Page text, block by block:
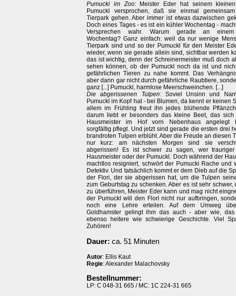
Pumucki im Zoo: Meister Eder hat seinem
Pumuckl versprochen, daß sie einmal
Tierpark gehen. Aber immer ist etwas dazwischen
Doch eines Tages - es ist ein kühler Wochentag -
Versprechen wahr. Warum gerade an
Wochentag? Ganz einfach: weil da nur wenige
Tierpark sind und so der Pumuckl für den Meister
wieder, wenn sie gerade allein sind, sichtbar werden
das ist wichtig, denn der Schreinermeister muß doch
sehen können, ob der Pumuckl noch da ist und
gefährlichen Tieren zu nahe kommt. Das
aber dann gar nicht durch gefährliche Raubtiere,
ganz [...] Pumuckl, harmlose Meerschweinchen. [...]
Die abgerissenen Tulpen: Soviel Unsinn und
Pumuckl im Kopf hat - bei Blumen, da kennt er keinen
allem im Frühling freut ihn jedes blühende
darum liebt er besonders das kleine Beet, das sich
Hausmeister im Hof vorn Nebenhaus angelegt
sorgfältig pflegt. Und jetzt sind gerade die ersten drei
brandroten Tulpen erblüht. Aber die Freude an diesen
nur kurz: am nächsten Morgen sind sie
abgerissen! Es ist schwer zu sagen, wer
Hausmeister oder der Pumuckl. Doch während der
machtlos resigniert, schwört der Pumucki Rache und
Detektiv. Und tatsächlich kommt er dem Dieb auf die
der Flori, der sie abgerissen hat, um die Tulpen
zum Geburtstag zu schenken. Aber es ist sehr schwer,
zu überführen, Meister Eder kann und mag nicht
der Pumuckl will den Flori nicht nur aufbringen,
noch eine Lehre erteilen. Auf dem Umweg
Goldhamster gelingt ihm das auch - aber wie,
ebenso heitere wie schwierige Geschichte. Viel
Zuhören!
Dauer: ca. 51 Minuten
Autor: Ellis Kaut
Regie: Alexander Malachovsky
Bestellnummer:
LP: C 048-31 665 / MC: 1C 224-31 665